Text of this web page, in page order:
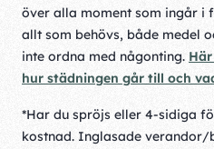
över alla moment som ingår i
allt som behövs, både medel
inte ordna med någonting.
hur städningen går till och
*Har du spröjs eller 4-sidiga
kostnad. Inglasade verandor/